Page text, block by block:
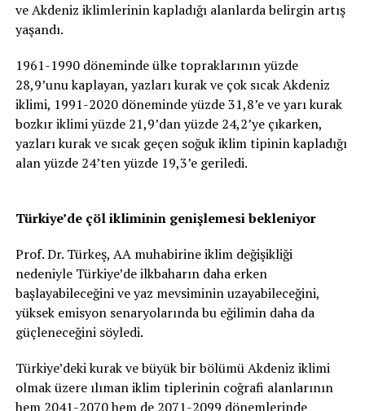
ve Akdeniz iklimlerinin kapladığı alanlarda belirgin artış
yaşandı.
1961-1990 döneminde ülke topraklarının yüzde
28,9’unu kaplayan, yazları kurak ve çok sıcak Akdeniz
iklimi, 1991-2020 döneminde yüzde 31,8’e ve yarı kurak
bozkır iklimi yüzde 21,9’dan yüzde 24,2’ye çıkarken,
yazları kurak ve sıcak geçen soğuk iklim tipinin kapladığı
alan yüzde 24’ten yüzde 19,3’e geriledi.
Türkiye’de çöl ikliminin genişlemesi bekleniyor
Prof. Dr. Türkeş, AA muhabirine iklim değişikliği
nedeniyle Türkiye’de ilkbaharın daha erken
başlayabileceğini ve yaz mevsiminin uzayabileceğini,
yüksek emisyon senaryolarında bu eğilimin daha da
güçleneceğini söyledi.
Türkiye’deki kurak ve büyük bir bölümü Akdeniz iklimi
olmak üzere ılıman iklim tiplerinin coğrafi alanlarının
hem 2041-2070 hem de 2071-2099 dönemlerinde